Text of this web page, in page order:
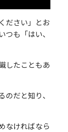
ださい」とお
も「はい、
したこともあ
だと知り、
なければなら